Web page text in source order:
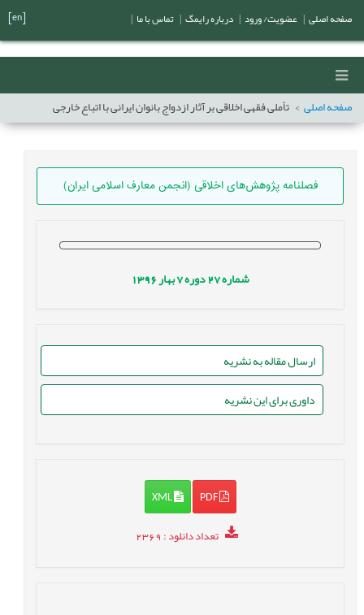
صفحه اصلی تأملی فقهی اخلاقی بر آثار ازدواج بانوان ایرانی با اتباع خارجی
فصلنامه پژوهش‌های اخلاقی (انجمن معارف اسلامی ایران)
شماره27 دوره7 بهار1396
ارسال مقاله به نشریه
داوری برای این نشریه
PDF
XML
تعداد دانلود: 2369
صفحه اصلی عضویت/ ورود درباره رایمگ تماس با ما